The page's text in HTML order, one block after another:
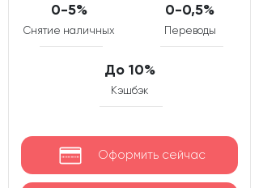
0-5%
Снятие наличных
0-0,5%
Переводы
До 10%
Кэшбэк
Оформить сейчас